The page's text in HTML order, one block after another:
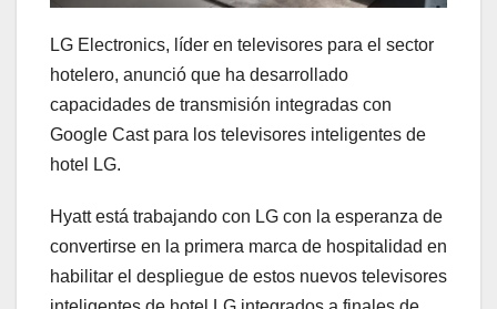
LG Electronics, líder en televisores para el sector
hotelero, anunció que ha desarrollado
capacidades de transmisión integradas con
Google Cast para los televisores inteligentes de
hotel LG.
Hyatt está trabajando con LG con la esperanza de
convertirse en la primera marca de hospitalidad en
habilitar el despliegue de estos nuevos televisores